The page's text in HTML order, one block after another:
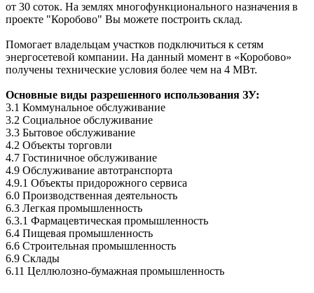
от 30 соток. На землях многофункционального назначения в
проекте "Коробово" Вы можете построить склад.
Помогает владельцам участков подключиться к сетям
энергосетевой компании. На данный момент в «Коробово»
получены технические условия более чем на 4 МВт.
Основные виды разрешенного использования ЗУ:
3.1 Коммунальное обслуживание
3.2 Социальное обслуживание
3.3 Бытовое обслуживание
4.2 Объекты торговли
4.7 Гостиничное обслуживание
4.9 Обслуживание автотранспорта
4.9.1 Объекты придорожного сервиса
6.0 Производственная деятельность
6.3 Легкая промышленность
6.3.1 Фармацевтическая промышленность
6.4 Пищевая промышленность
6.6 Строительная промышленность
6.9 Склады
6.11 Целлюлозно-бумажная промышленность